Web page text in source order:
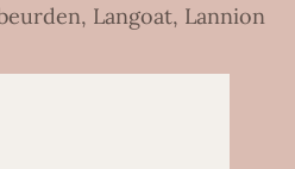
Langoat, Lannion